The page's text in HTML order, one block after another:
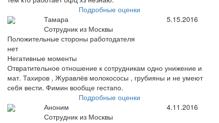
Подробные оценки
Тамара
Сотрудник из Москвы
5.15.2016
Положительные стороны работодателя
нет
Негативные моменты
Отвратительное отношение к сотрудникам одно унижение и
мат. Тахиров , Журавлёв молокососы , грубияны и не умеют
себя вести. Фимин вообще гестапо.
Подробные оценки
Аноним
Сотрудник из Москвы
4.11.2016